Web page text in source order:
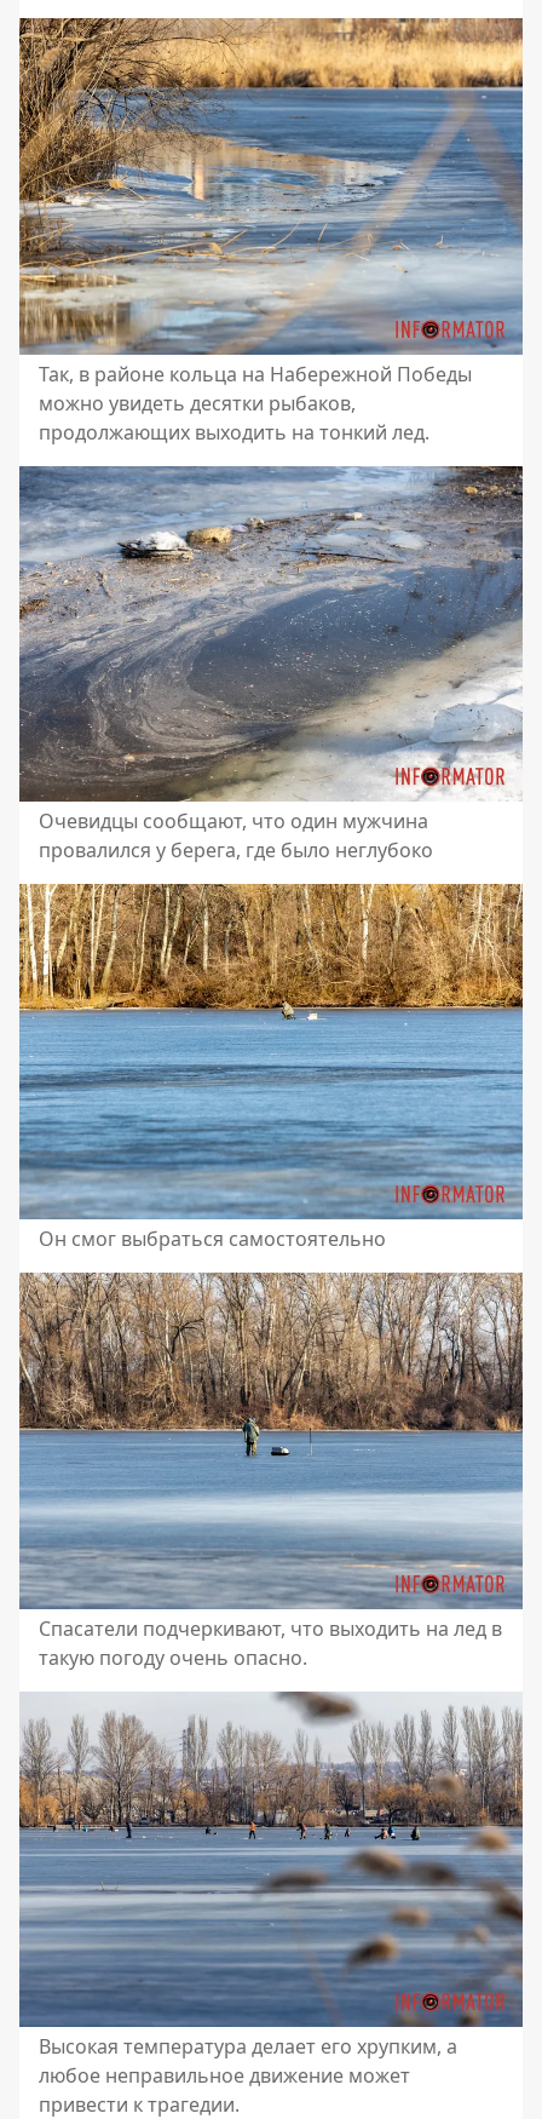
Так, в районе кольца на Набережной Победы
можно увидеть десятки рыбаков,
продолжающих выходить на тонкий лед.
Очевидцы сообщают, что один мужчина
провалился у берега, где было неглубоко
Он смог выбраться самостоятельно
Спасатели подчеркивают, что выходить на лед в
такую ​​погоду очень опасно.
Высокая температура делает его хрупким, а
любое неправильное движение может
привести к трагедии.